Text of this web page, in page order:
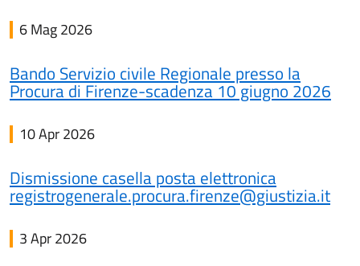
6 Mag 2026
Bando Servizio civile Regionale presso la
Procura di Firenze-scadenza 10 giugno 2026
10 Apr 2026
Dismissione casella posta elettronica
registrogenerale.procura.firenze@giustizia.it
3 Apr 2026